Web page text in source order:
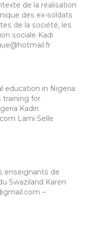
de la réalisation
des ex-soldats
de la société, les
sociale Kadi
education in Nigeria:
training for
Kadiri
Lami Selle
enseignants de
Swaziland Karen
–